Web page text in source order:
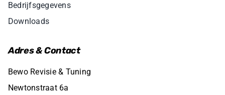
Bedrijfsgegevens
Downloads
Adres & Contact
Bewo Revisie & Tuning
Newtonstraat 6a